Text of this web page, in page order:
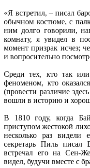
«Я встретил, – писал
обычном костюме, с
ним долго говорили,
комнату, я увидел в
момент призрак исчез;
и вопросительно
Среди тех, кто так
феноменом, кто
(провести различие
вошли в историю и
В 1810 году, когда
приступом жестокой
несколько раз видели
секретарь Пиль
встречал его на Сен-
видел, будучи вместе с